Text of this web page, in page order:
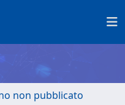
non pubblicato